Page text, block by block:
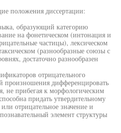
положения диссертации:
образующий категорию
на фонетическом (интонация и
частицы), лексическом
(разнообразные союзы с
достаточно разнообразен
отрицательного
произношения дифференцировать
не прибегая к морфологическим
придать утвердительному
отрицательное значение и
элемент структуры